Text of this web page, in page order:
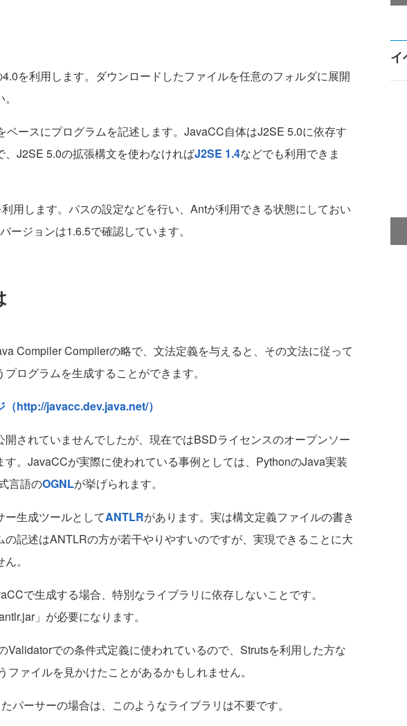
を利用します。ダウンロードしたファイルを任意のフォルダに展開
ベースにプログラムを記述します。JavaCC自体はJ2SE 5.0に依存す
、J2SE 5.0の拡張構文を使わなければJ2SE 1.4などでも利用できま
利用します。パスの設定などを行い、Antが利用できる状態にしておい
ージョンは1.6.5で確認しています。
Compiler Compilerの略で、文法定義を与えると、その文法に従って
ログラムを生成することができます。
http://javacc.dev.java.net/）
されていませんでしたが、現在ではBSDライセンスのオープンソー
す。JavaCCが実際に使われている事例としては、PythonのJava実装
言語のOGNLが挙げられます。
生成ツールとしてANTLRがあります。実は構文定義ファイルの書き
の記述はANTLRの方が若干やりやすいのですが、実現できることに大
。
で生成する場合、特別なライブラリに依存しないことです。
」が必要になります。
Validatorでの条件式定義に使われているので、Strutsを利用した方な
ファイルを見かけたことがあるかもしれません。
パーサーの場合は、このようなライブラリは不要です。
イ